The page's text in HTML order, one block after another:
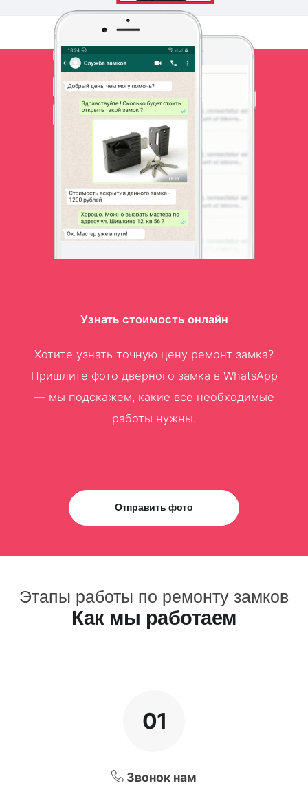
Узнать стоимость онлайн
Хотите узнать точную цену ремонт замка?
Пришлите фото дверного замка в WhatsApp
— мы подскажем, какие все необходимые
работы нужны.
Отправить фото
Этапы работы по ремонту замков
Как мы работаем
01
Звонок нам